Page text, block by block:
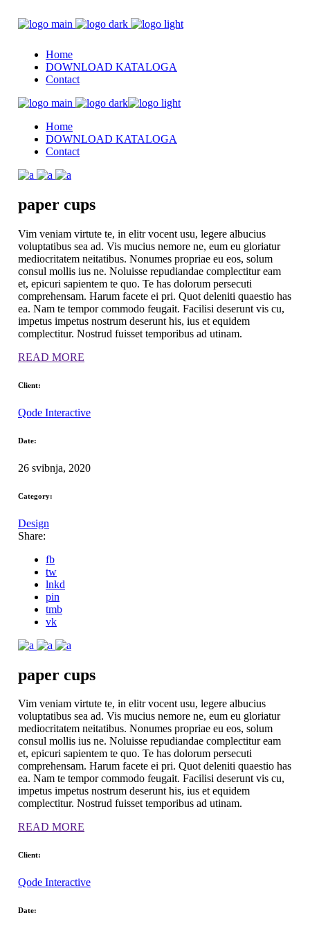
Home
DOWNLOAD KATALOGA
Contact
Home
DOWNLOAD KATALOGA
Contact
paper cups
Vim veniam virtute te, in elitr vocent usu, legere albucius
voluptatibus sea ad. Vis mucius nemore ne, eum eu gloriatur
mediocritatem neitatibus. Nonumes propriae eu eos, solum
consul mollis ius ne. Noluisse repudiandae complectitur eam
et, epicuri sapientem te quo. Te has dolorum persecuti
comprehensam. Harum facete ei pri. Quot deleniti quaestio has
ea. Nam te tempor commodo feugait. Facilisi deserunt vis cu,
impetus impetus nostrum deserunt his, ius et equidem
complectitur. Nostrud fuisset temporibus ad utinam.
READ MORE
Client:
Qode Interactive
Date:
26 svibnja, 2020
Category:
Design
Share:
fb
tw
lnkd
pin
tmb
vk
paper cups
Vim veniam virtute te, in elitr vocent usu, legere albucius
voluptatibus sea ad. Vis mucius nemore ne, eum eu gloriatur
mediocritatem neitatibus. Nonumes propriae eu eos, solum
consul mollis ius ne. Noluisse repudiandae complectitur eam
et, epicuri sapientem te quo. Te has dolorum persecuti
comprehensam. Harum facete ei pri. Quot deleniti quaestio has
ea. Nam te tempor commodo feugait. Facilisi deserunt vis cu,
impetus impetus nostrum deserunt his, ius et equidem
complectitur. Nostrud fuisset temporibus ad utinam.
READ MORE
Client:
Qode Interactive
Date: